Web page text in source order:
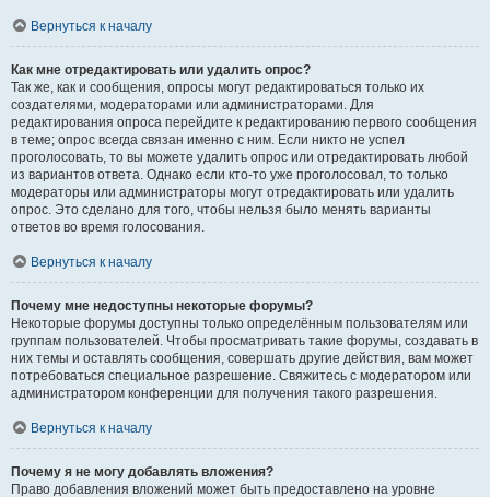
Вернуться к началу
Как мне отредактировать или удалить опрос?
Так же, как и сообщения, опросы могут редактироваться только их
создателями, модераторами или администраторами. Для
редактирования опроса перейдите к редактированию первого сообщения
в теме; опрос всегда связан именно с ним. Если никто не успел
проголосовать, то вы можете удалить опрос или отредактировать любой
из вариантов ответа. Однако если кто-то уже проголосовал, то только
модераторы или администраторы могут отредактировать или удалить
опрос. Это сделано для того, чтобы нельзя было менять варианты
ответов во время голосования.
Вернуться к началу
Почему мне недоступны некоторые форумы?
Некоторые форумы доступны только определённым пользователям или
группам пользователей. Чтобы просматривать такие форумы, создавать в
них темы и оставлять сообщения, совершать другие действия, вам может
потребоваться специальное разрешение. Свяжитесь с модератором или
администратором конференции для получения такого разрешения.
Вернуться к началу
Почему я не могу добавлять вложения?
Право добавления вложений может быть предоставлено на уровне